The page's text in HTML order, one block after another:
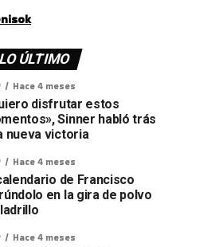
LO ÚLTIMO
Hace 4 meses
disfrutar estos
Sinner habló trás
nueva victoria
Hace 4 meses
de Francisco
en la gira de polvo
Hace 4 meses